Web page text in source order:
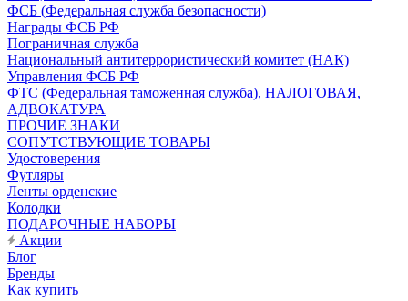
ФСБ (Федеральная служба безопасности)
Награды ФСБ РФ
Пограничная служба
Национальный антитеррористический комитет (НАК)
Управления ФСБ РФ
ФТС (Федеральная таможенная служба), НАЛОГОВАЯ,
АДВОКАТУРА
ПРОЧИЕ ЗНАКИ
СОПУТСТВУЮЩИЕ ТОВАРЫ
Удостоверения
Футляры
Ленты орденские
Колодки
ПОДАРОЧНЫЕ НАБОРЫ
Акции
Блог
Бренды
Как купить